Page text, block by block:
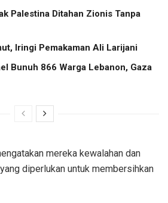
Palestina Ditahan Zionis Tanpa
Iringi Pemakaman Ali Larijani
Bunuh 866 Warga Lebanon, Gaza
mereka kewalahan dan
diperlukan untuk membersihkan